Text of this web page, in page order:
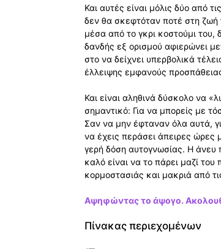
Και αυτές είναι μόλις δύο από
δεν θα σκεφτόταν ποτέ στη ζωή
μέσα από το γκρι κοστούμι του,
δανδής εξ ορισμού αφιερώνει
στο να δείχνει υπερβολικά
έλλειψης εμφανούς
Και είναι αληθινά δύσκολο να
σημαντικό: Για να μπορείς με
Σαν να μην έφταναν όλα αυτά,
να έχεις περάσει άπειρες ώρες
γερή δόση αυτογνωσίας. Η
καλό είναι να το πάρει μαζί
κορμοστασιάς και μακριά από
Αψηφώντας το άψογο.
Πίνακας περιεχομένων